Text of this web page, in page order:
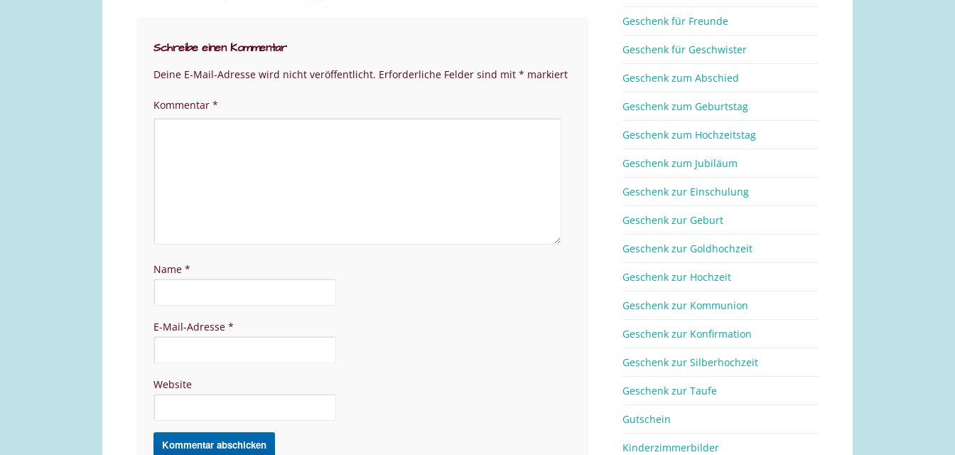
Schreibe einen Kommentar
Deine E-Mail-Adresse wird nicht veröffentlicht. Erforderliche Felder sind mit * markiert
Kommentar *
Name *
E-Mail-Adresse *
Website
Geschenk für Freunde
Geschenk für Geschwister
Geschenk zum Abschied
Geschenk zum Geburtstag
Geschenk zum Hochzeitstag
Geschenk zum Jubiläum
Geschenk zur Einschulung
Geschenk zur Geburt
Geschenk zur Goldhochzeit
Geschenk zur Hochzeit
Geschenk zur Kommunion
Geschenk zur Konfirmation
Geschenk zur Silberhochzeit
Geschenk zur Taufe
Gutschein
Kinderzimmerbilder